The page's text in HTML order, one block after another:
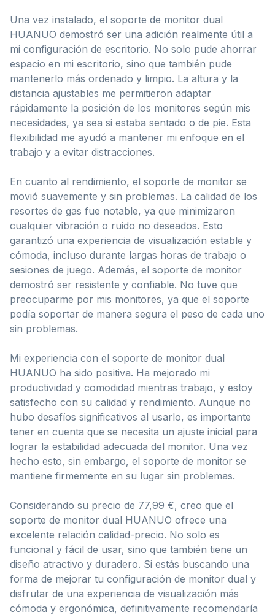
Una vez instalado, el soporte de monitor dual
HUANUO demostró ser una adición realmente útil a
mi configuración de escritorio. No solo pude ahorrar
espacio en mi escritorio, sino que también pude
mantenerlo más ordenado y limpio. La altura y la
distancia ajustables me permitieron adaptar
rápidamente la posición de los monitores según mis
necesidades, ya sea si estaba sentado o de pie. Esta
flexibilidad me ayudó a mantener mi enfoque en el
trabajo y a evitar distracciones.
En cuanto al rendimiento, el soporte de monitor se
movió suavemente y sin problemas. La calidad de los
resortes de gas fue notable, ya que minimizaron
cualquier vibración o ruido no deseados. Esto
garantizó una experiencia de visualización estable y
cómoda, incluso durante largas horas de trabajo o
sesiones de juego. Además, el soporte de monitor
demostró ser resistente y confiable. No tuve que
preocuparme por mis monitores, ya que el soporte
podía soportar de manera segura el peso de cada uno
sin problemas.
Mi experiencia con el soporte de monitor dual
HUANUO ha sido positiva. Ha mejorado mi
productividad y comodidad mientras trabajo, y estoy
satisfecho con su calidad y rendimiento. Aunque no
hubo desafíos significativos al usarlo, es importante
tener en cuenta que se necesita un ajuste inicial para
lograr la estabilidad adecuada del monitor. Una vez
hecho esto, sin embargo, el soporte de monitor se
mantiene firmemente en su lugar sin problemas.
Considerando su precio de 77,99 €, creo que el
soporte de monitor dual HUANUO ofrece una
excelente relación calidad-precio. No solo es
funcional y fácil de usar, sino que también tiene un
diseño atractivo y duradero. Si estás buscando una
forma de mejorar tu configuración de monitor dual y
disfrutar de una experiencia de visualización más
cómoda y ergonómica, definitivamente recomendaría